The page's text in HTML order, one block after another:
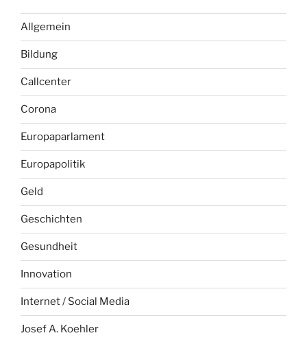
Allgemein
Bildung
Callcenter
Corona
Europaparlament
Europapolitik
Geld
Geschichten
Gesundheit
Innovation
Internet / Social Media
Josef A. Koehler